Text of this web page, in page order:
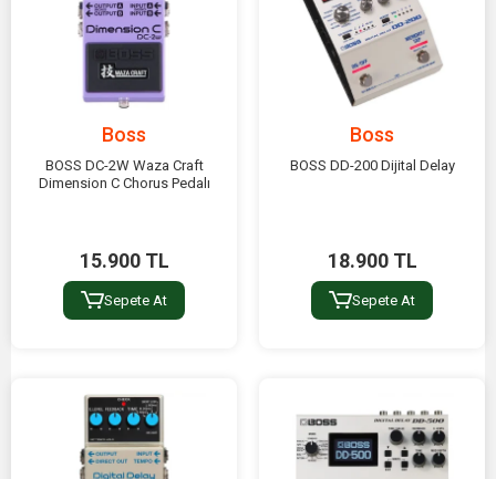
Boss
BOSS DC-2W Waza Craft
Dimension C Chorus Pedalı
15.900 TL
Sepete At
Boss
BOSS DD-200 Dijital Delay
18.900 TL
Sepete At